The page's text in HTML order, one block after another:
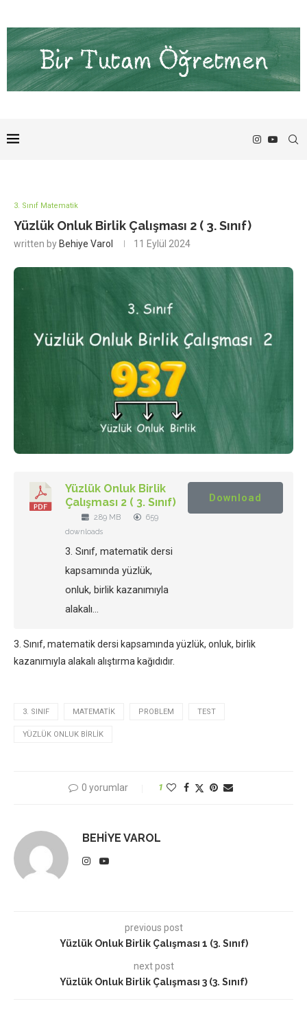
3. Sınıf Matematik
Yüzlük Onluk Birlik Çalışması 2 ( 3. Sınıf)
written by Behiye Varol 11 Eylül 2024
Yüzlük Onluk Birlik
Çalışması 2 ( 3. Sınıf)
2.89 MB
659
downloads
3. Sınıf, matematik dersi
kapsamında yüzlük,
onluk, birlik kazanımıyla
alakalı…
Download
3. Sınıf, matematik dersi kapsamında yüzlük, onluk, birlik
kazanımıyla alakalı alıştırma kağıdıdır.
3. SINIF MATEMATIK PROBLEM TEST
YÜZLÜK ONLUK BIRLIK
0 yorumlar 1
BEHIYE VAROL
previous post
Yüzlük Onluk Birlik Çalışması 1 (3. Sınıf)
next post
Yüzlük Onluk Birlik Çalışması 3 (3. Sınıf)